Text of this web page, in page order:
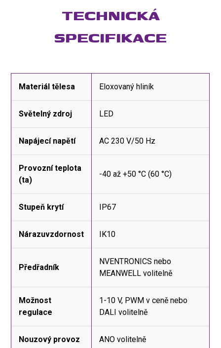
TECHNICKÁ
SPECIFIKACE
Materiál tělesa Eloxovaný hliník
Světelný zdroj LED
Napájecí napětí AC 230 V/50 Hz
Provozní teplota
(ta)
-40 až +50 °C (60 °C)
Stupeň krytí IP67
Nárazuvzdornost IK10
Předřadník
NVENTRONICS nebo
MEANWELL volitelně
Možnost
regulace
1-10 V, PWM v ceně nebo
DALI volitelně
Nouzový provoz ANO volitelně